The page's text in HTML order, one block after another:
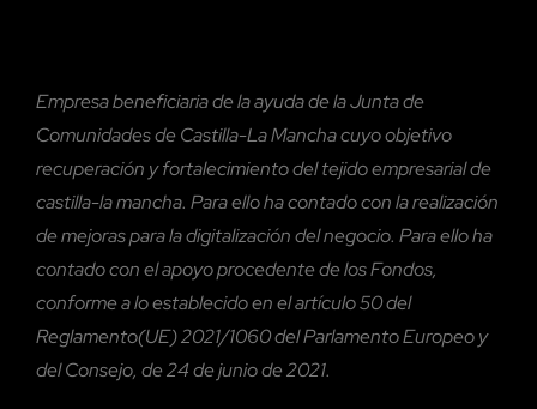
Empresa beneficiaria de la ayuda de la Junta de
Comunidades de Castilla-La Mancha cuyo objetivo
recuperación y fortalecimiento del tejido empresarial de
castilla-la mancha. Para ello ha contado con la realización
de mejoras para la digitalización del negocio. Para ello ha
contado con elapoyo procedente de los Fondos,
conforme a lo establecido en el artículo 50 del
Reglamento(UE) 2021/1060 del Parlamento Europeo y
del Consejo, de 24 de junio de 2021.